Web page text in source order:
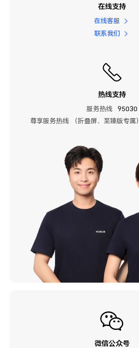
在线支持
在线客服
联系我们
热线支持
服务热线
95030
尊享服务热线 （折叠屏、至臻版专属）
微信公众号